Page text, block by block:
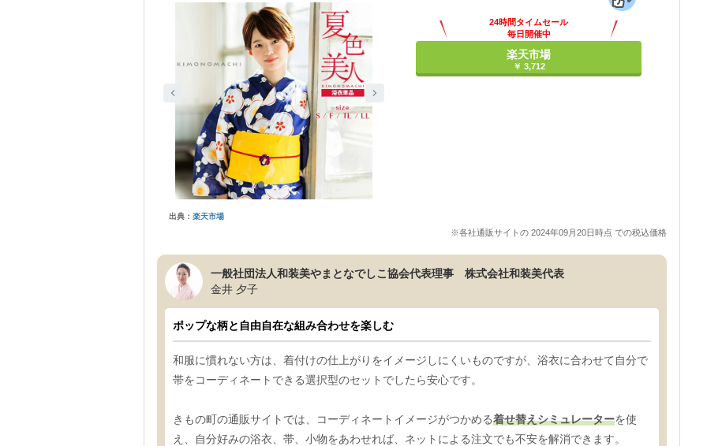
出典： 楽天市場
24時間タイムセール
毎日開催中
楽天市場
￥ 3,712
※各社通販サイトの 2024年09月20日時点 での税込価格
一般社団法人和装美やまとなでしこ協会代表理事 株式会社和装美代表
金井 夕子
ポップな柄と自由自在な組み合わせを楽しむ
和服に慣れない方は、着付けの仕上がりをイメージしにくいものですが、浴衣に合わせて自分で
帯をコーディネートできる選択型のセットでしたら安心です。
きもの町の通販サイトでは、コーディネートイメージがつかめる着せ替えシミュレーターを使
え、自分好みの浴衣、帯、小物をあわせれば、ネットによる注文でも不安を解消できます。